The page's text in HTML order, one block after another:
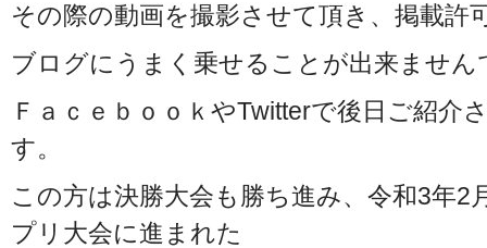
その際の動画を撮影させて頂き、掲載許
ブログにうまく乗せることが出来ません
ＦａｃｅｂｏｏｋやTwitterで後日ご紹介
す。
この方は決勝大会も勝ち進み、令和3年2
プリ大会に進まれた